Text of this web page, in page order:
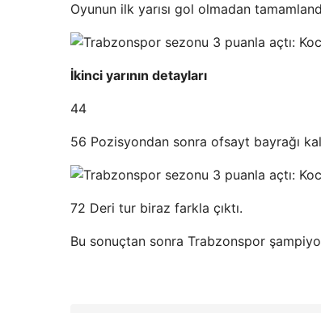
Oyunun ilk yarısı gol olmadan
İkinci yarının detayları
44
56 Pozisyondan sonra ofsayt bayrağı
72 Deri tur biraz farkla çıktı.
Bu sonuçtan sonra Trabzonspor